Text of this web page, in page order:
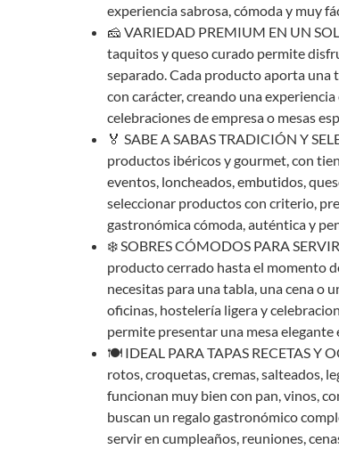
experiencia sabrosa, cómoda y muy
🧀 VARIEDAD PREMIUM EN UN
taquitos y queso curado permite
separado. Cada producto aporta una
con carácter, creando una
celebraciones de empresa o mesas
🏅 SABE A SABAS TRADICIÓN Y
productos ibéricos y gourmet, con
eventos, loncheados, embutidos,
seleccionar productos con criterio,
gastronómica cómoda, auténtica y
❄️ SOBRES CÓMODOS PARA
producto cerrado hasta el momento
necesitas para una tabla, una cena o
oficinas, hostelería ligera y
permite presentar una mesa elegante
🍽️ IDEAL PARA TAPAS RECETAS Y
rotos, croquetas, cremas, salteados,
funcionan muy bien con pan, vinos,
buscan un regalo gastronómico
servir en cumpleaños, reuniones,